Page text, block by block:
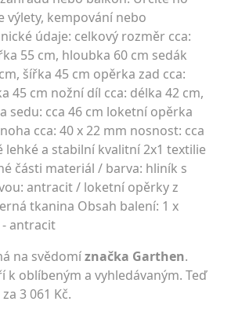
výlety, kempování nebo
údaje: celkový rozměr cca:
55 cm, hloubka 60 cm sedák
šířka 45 cm opěrka zad cca:
45 cm nožní díl cca: délka 42 cm,
sedu: cca 46 cm loketní opěrka
cca: 40 x 22 mm nosnost: cca
lehké a stabilní kvalitní 2x1 textilie
části materiál / barva: hliník s
antracit / loketní opěrky z
tkanina Obsah balení: 1 x
antracit
na svědomíznačka Garthen.
k oblíbeným a vyhledávaným. Teď
3 061 Kč.